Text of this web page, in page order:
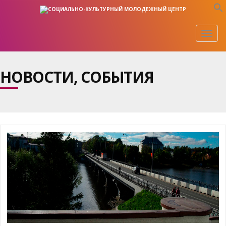
НОВОСТИ, СОБЫТИЯ